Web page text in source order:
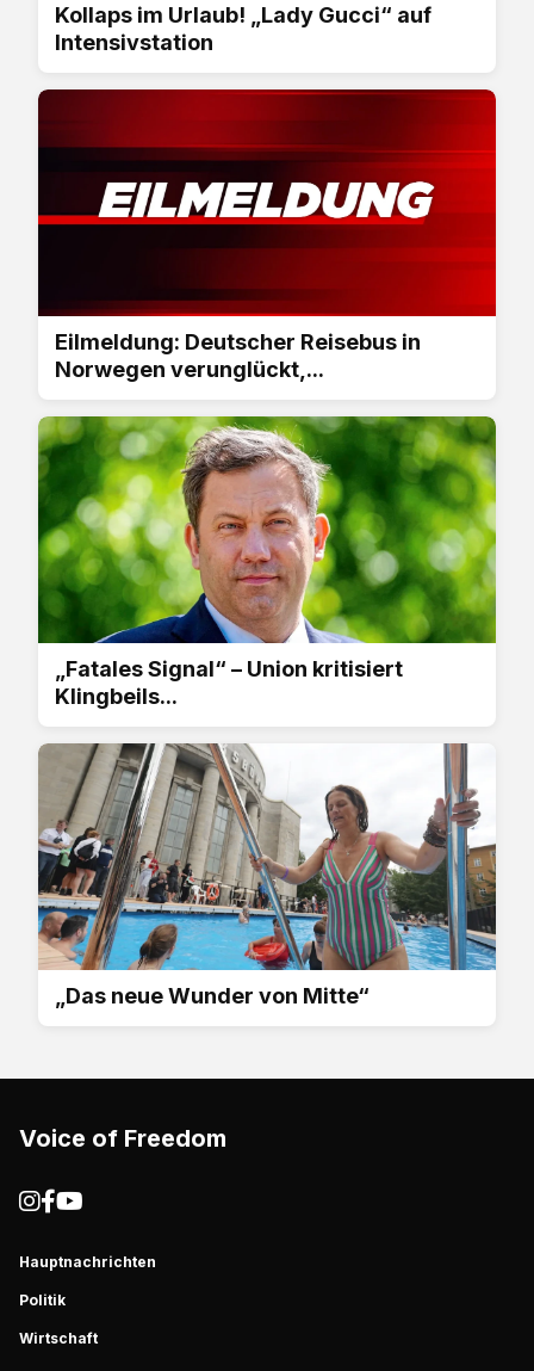
Kollaps im Urlaub! „Lady Gucci“ auf
Intensivstation
Eilmeldung: Deutscher Reisebus in
Norwegen verunglückt,...
„Fatales Signal“ – Union kritisiert
Klingbeils...
„Das neue Wunder von Mitte“
Voice of Freedom
Hauptnachrichten
Politik
Wirtschaft